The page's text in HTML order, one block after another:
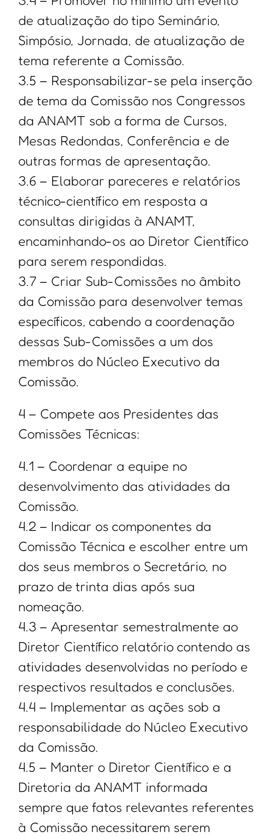
de atualização do tipo Seminário,
Simpósio, Jornada, de atualização de
tema referente a Comissão.
3.5 – Responsabilizar-se pela inserção
de tema da Comissão nos Congressos
da ANAMT sob a forma de Cursos,
Mesas Redondas, Conferência e de
outras formas de apresentação.
3.6 – Elaborar pareceres e relatórios
técnico-científico em resposta a
consultas dirigidas à ANAMT,
encaminhando-os ao Diretor Científico
para serem respondidas.
3.7 – Criar Sub-Comissões no âmbito
da Comissão para desenvolver temas
específicos, cabendo a coordenação
dessas Sub-Comissões a um dos
membros do Núcleo Executivo da
Comissão.
4 – Compete aos Presidentes das
Comissões Técnicas:
4.1 – Coordenar a equipe no
desenvolvimento das atividades da
Comissão.
4.2 – Indicar os componentes da
Comissão Técnica e escolher entre um
dos seus membros o Secretário, no
prazo de trinta dias após sua
nomeação.
4.3 – Apresentar semestralmente ao
Diretor Científico relatório contendo as
atividades desenvolvidas no período e
respectivos resultados e conclusões.
4.4 – Implementar as ações sob a
responsabilidade do Núcleo Executivo
da Comissão.
4.5 – Manter o Diretor Científico e a
Diretoria da ANAMT informada
sempre que fatos relevantes referentes
à Comissão necessitarem serem